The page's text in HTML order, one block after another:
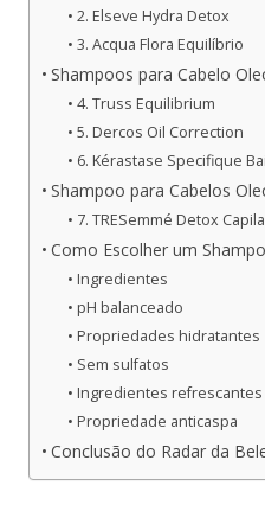
2. Elseve Hydra Detox
3. Acqua Flora Equilíbrio
Shampoos para Cabelo
4. Truss Equilibrium
5. Dercos Oil Correction
6. Kérastase Specifique
Shampoo para Cabelos
7. TRESemmé Detox
Como Escolher um
Ingredientes
pH balanceado
Propriedades hidratantes
Sem sulfatos
Ingredientes refrescantes
Propriedade anticaspa
Conclusão do Radar da